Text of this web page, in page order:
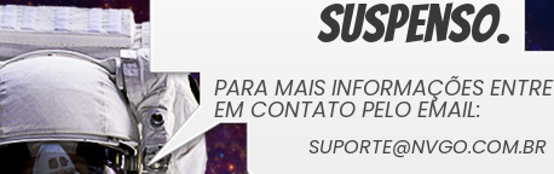
suspenso.
PARA MAIS INFORMAÇÕES ENTRE
EM CONTATO PELO EMAIL:
SUPORTE@NVGO.COM.BR